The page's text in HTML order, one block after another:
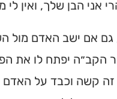
אני הבן שלך, ואין
גם אם ישב האדם מול
הקב״ה יפתח לו את
קשה וכבד על האדם